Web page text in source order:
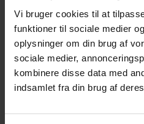
Vi bruger cookies til at
funktioner til sociale medier
oplysninger om din brug af
sociale medier,
kombinere disse data med
indsamlet fra din brug af
Rottebur
Marsvinebur
Løbegård
Overdækning
Indretning til bure